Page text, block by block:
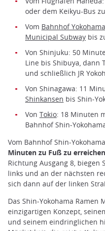
oder dem Keikyu-Bus
Vom Bahnhof Yokohama
Municipal Subway bis
Von Shinjuku: 50
Line bis Shibuya, dann
und schließlich JR
Von Shinagawa: 11
Shinkansen bis Shin-
Von Tokio: 18 Minuten
Bahnhof Shin-
Vom Bahnhof Shin-
Minuten zu Fuß zu erreichen
Richtung Ausgang 8,
links und an der nächsten
sich dann auf der linken
Das Shin-Yokohama
einzigartigen Konzept,
und seinem eindringlichen